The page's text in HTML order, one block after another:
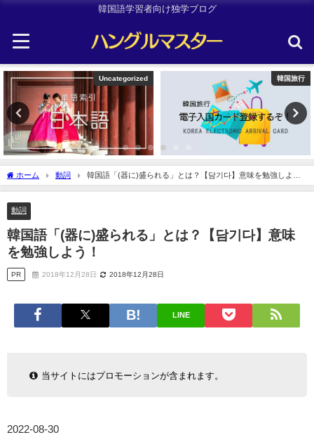
韓国語学習者向け独学ブログ
Uncategorized 韓国旅行
ホーム 動詞
韓国語「(器に)盛られる」とは？【담기다】意味を勉強しよ
う！
動詞
韓国語「(器に)盛られる」とは？【담기다】意味
を勉強しよう！
PR 2018年12月28日 2018年12月28日
LINE
当サイトにはプロモーションが含まれます。
2022-08-30